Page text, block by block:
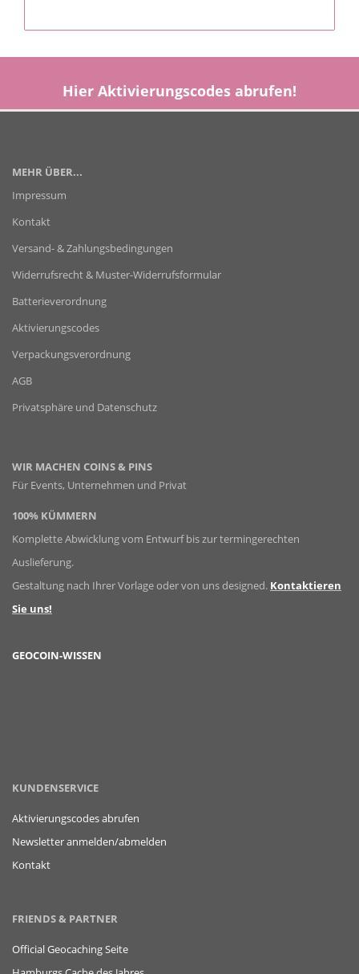
Hier Aktivierungscodes abrufen!
MEHR ÜBER...
Impressum
Kontakt
Versand- & Zahlungsbedingungen
Widerrufsrecht & Muster-Widerrufsformular
Batterieverordnung
Aktivierungscodes
Verpackungsverordnung
AGB
Privatsphäre und Datenschutz
WIR MACHEN COINS & PINS
Für Events, Unternehmen und Privat
100% KÜMMERN
Komplette Abwicklung vom Entwurf bis zur termingerechten
Auslieferung.
Gestaltung nach Ihrer Vorlage oder von uns designed. Kontaktieren
Sie uns!
GEOCOIN-WISSEN
KUNDENSERVICE
Aktivierungscodes abrufen
Newsletter anmelden/abmelden
Kontakt
FRIENDS & PARTNER
Official Geocaching Seite